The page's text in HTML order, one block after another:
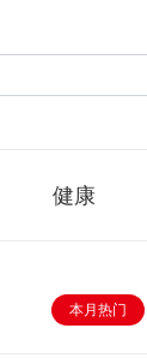
健康
本月热门